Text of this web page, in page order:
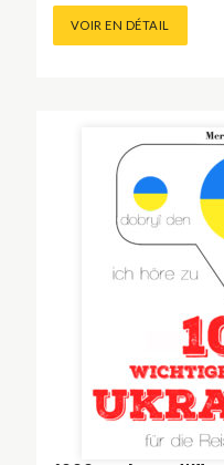
VOIR EN DÉTAIL